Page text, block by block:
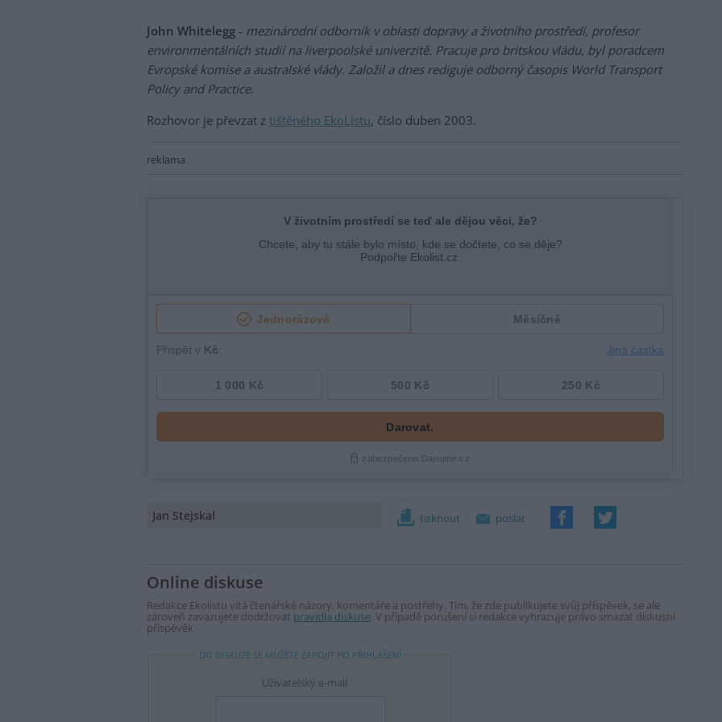
John Whitelegg - mezinárodní odborník v oblasti dopravy a životního prostředí, profesor
environmentálních studií na liverpoolské univerzitě. Pracuje pro britskou vládu, byl poradcem
Evropské komise a australské vlády. Založil a dnes rediguje odborný časopis World Transport
Policy and Practice.
Rozhovor je převzat z tištěného EkoListu, číslo duben 2003.
reklama
Jan Stejskal tisknout poslat
Online diskuse
Redakce Ekolistu vítá čtenářské názory, komentáře a postřehy. Tím, že zde publikujete svůj příspěvek, se ale
zároveň zavazujete dodržovat pravidla diskuse. V případě porušení si redakce vyhrazuje právo smazat diskusní
příspěvěk
DO DISKUZE SE MŮŽETE ZAPOJIT PO PŘIHLÁŠENÍ
Uživatelský e-mail